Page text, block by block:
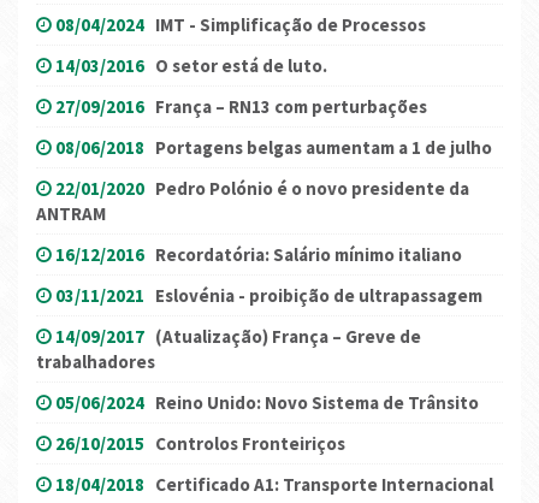
08/04/2024 IMT - Simplificação de Processos
14/03/2016 O setor está de luto.
27/09/2016 França – RN13 com perturbações
08/06/2018 Portagens belgas aumentam a 1 de julho
22/01/2020 Pedro Polónio é o novo presidente da
ANTRAM
16/12/2016 Recordatória: Salário mínimo italiano
03/11/2021 Eslovénia - proibição de ultrapassagem
14/09/2017 (Atualização) França – Greve de
trabalhadores
05/06/2024 Reino Unido: Novo Sistema de Trânsito
26/10/2015 Controlos Fronteiriços
18/04/2018 Certificado A1: Transporte Internacional